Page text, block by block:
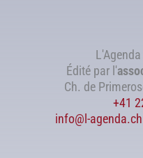
Édité par l'
Ch. de
+41
info@l-agenda.ch